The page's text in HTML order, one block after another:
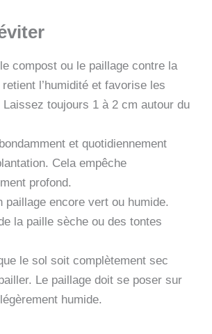
compost ou le paillage contre la
l’humidité et favorise les
Laissez toujours 1 à 2 cm autour du
et quotidiennement
Cela empêche
profond.
paillage encore vert ou humide.
la paille sèche ou des tontes
le sol soit complètement sec
Le paillage doit se poser sur
humide.